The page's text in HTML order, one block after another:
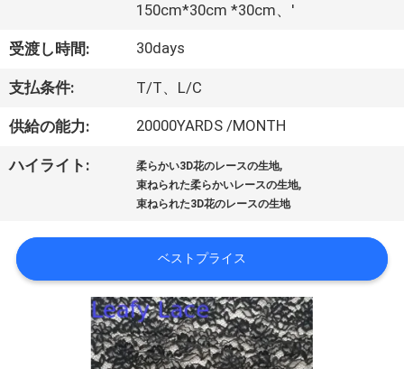
会
社
案
内
質
管
150cm*30cm *30cm、'
受渡し時間: 30days
支払条件: T/T、L/C
供給の能力: 20000YARDS /MONTH
ハイライト: 柔らかい3D花のレースの生地,
束ねられた柔らかいレースの生地,
束ねられた3D花のレースの生地
ベストプライス